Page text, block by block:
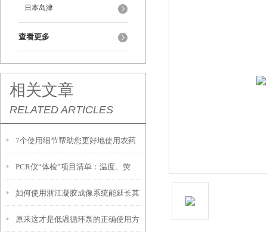
日本岛津
查看更多
相关文章
RELATED ARTICLES
7个使用细节帮助您更好地使用农药
残留检测仪
PCR仪“体检”项目清单：温度、荧
光、加热盖三项年度校准要点
如何使用浙江凝胶成像系统能延长其
使用寿命？
原来这才是低温循环泵的正确使用方